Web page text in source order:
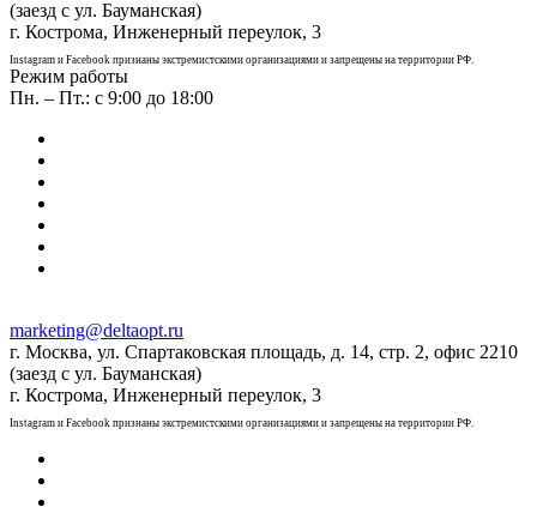
(заезд с ул. Бауманская)
г. Кострома, Инженерный переулок, 3
Instagram и Facebook признаны экстремистскими организациями и запрещены на территории РФ.
Режим работы
Пн. – Пт.: с 9:00 до 18:00
marketing@deltaopt.ru
г. Москва, ул. Спартаковская площадь, д. 14, стр. 2, офис 2210
(заезд с ул. Бауманская)
г. Кострома, Инженерный переулок, 3
Instagram и Facebook признаны экстремистскими организациями и запрещены на территории РФ.